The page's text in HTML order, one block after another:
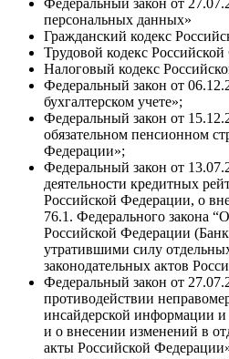
Федеральный закон от
персональных данных»
Гражданский кодекс
Трудовой кодекс
Налоговый кодекс
Федеральный закон от
бухгалтерском учете»;
Федеральный закон от
обязательном пенсионном
Федерации»;
Федеральный закон от
деятельности кредитных
Российской Федерации, о
76.1. Федерального закона
Российской Федерации
утратившими силу
законодательных актов
Федеральный закон от
противодействии
инсайдерской информации
и о внесении изменений в
акты Российской